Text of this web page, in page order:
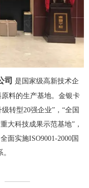
司 是国家级高新技术企
料的生产基地。金银卡
转型20强企业”，“全国
大科技成果示范基地”，
面实施ISO9001-2000国